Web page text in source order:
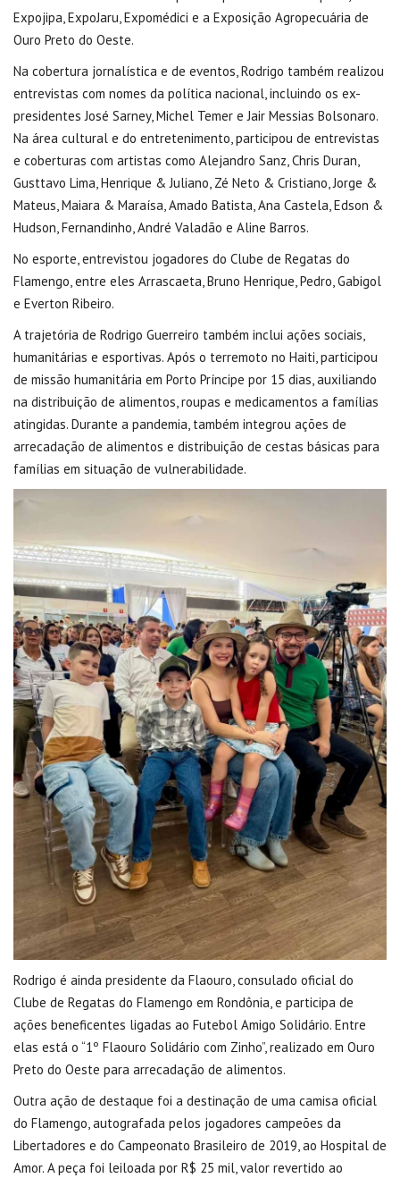
Expojipa, ExpoJaru, Expomédici e a Exposição Agropecuária de
Ouro Preto do Oeste.
Na cobertura jornalística e de eventos, Rodrigo também realizou
entrevistas com nomes da política nacional, incluindo os ex-
presidentes José Sarney, Michel Temer e Jair Messias Bolsonaro.
Na área cultural e do entretenimento, participou de entrevistas
e coberturas com artistas como Alejandro Sanz, Chris Duran,
Gusttavo Lima, Henrique & Juliano, Zé Neto & Cristiano, Jorge &
Mateus, Maiara & Maraísa, Amado Batista, Ana Castela, Edson &
Hudson, Fernandinho, André Valadão e Aline Barros.
No esporte, entrevistou jogadores do Clube de Regatas do
Flamengo, entre eles Arrascaeta, Bruno Henrique, Pedro, Gabigol
e Everton Ribeiro.
A trajetória de Rodrigo Guerreiro também inclui ações sociais,
humanitárias e esportivas. Após o terremoto no Haiti, participou
de missão humanitária em Porto Príncipe por 15 dias, auxiliando
na distribuição de alimentos, roupas e medicamentos a famílias
atingidas. Durante a pandemia, também integrou ações de
arrecadação de alimentos e distribuição de cestas básicas para
famílias em situação de vulnerabilidade.
Rodrigo é ainda presidente da Flaouro, consulado oficial do
Clube de Regatas do Flamengo em Rondônia, e participa de
ações beneficentes ligadas ao Futebol Amigo Solidário. Entre
elas está o “1º Flaouro Solidário com Zinho”, realizado em Ouro
Preto do Oeste para arrecadação de alimentos.
Outra ação de destaque foi a destinação de uma camisa oficial
do Flamengo, autografada pelos jogadores campeões da
Libertadores e do Campeonato Brasileiro de 2019, ao Hospital de
Amor. A peça foi leiloada por R$ 25 mil, valor revertido ao